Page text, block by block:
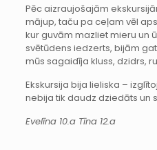
Pēc aizraujošajām
mājup, taču pa ceļam vēl
kur guvām mazliet mieru un
svētūdens iedzerts, bijām
mūs sagaidīja kluss, dzidrs,
Ekskursija bija lieliska –
nebija tik daudz dziedāts un
Evelīna 10.a Tīna 12.a